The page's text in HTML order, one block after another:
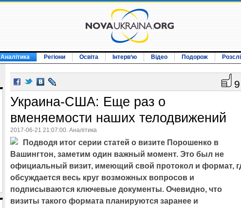
Аналітика Регіони Освіта Інтерв‘ю Відео Подорож
9
Украина-США: Еще раз о
вменяемости наших телодвижений
2017-06-21 21:07:00. Аналітика
Подводя итог серии статей о визите Порошенко в
Вашингтон, заметим один важный момент. Это был не
официальный визит, имеющий свой протокол и формат,
обсуждается весь круг возможных вопросов и
подписываются ключевые документы. Очевидно, что
визиты такого формата планируются заранее и